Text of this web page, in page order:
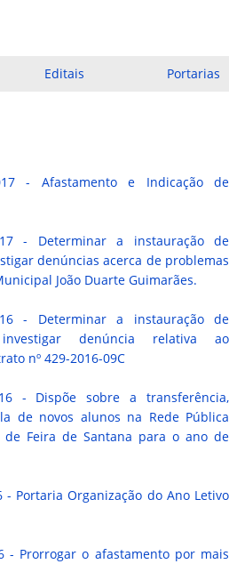
Editais Portarias
- Afastamento e Indicação de
- Determinar a instauração de
denúncias acerca de problemas
João Duarte Guimarães.
- Determinar a instauração de
denúncia relativa ao
nº 429-2016-09C
- Dispõe sobre a transferência,
de novos alunos na Rede Pública
de Feira de Santana para o ano de
- Portaria Organização do Ano Letivo
- Prorrogar o afastamento por mais